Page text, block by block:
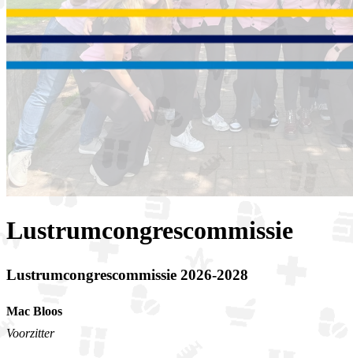
Lustrumcongrescommissie
Lustrumcongrescommissie 2026-2028
Mac Bloos
Voorzitter